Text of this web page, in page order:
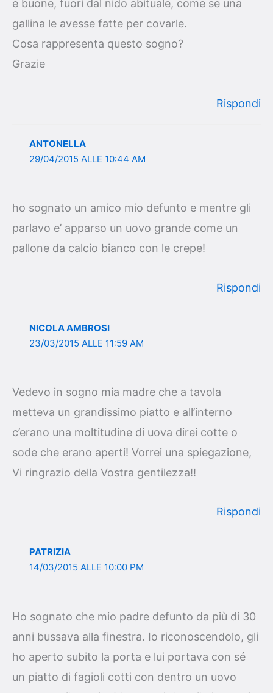
e buone, fuori dal nido abituale, come se una
gallina le avesse fatte per covarle.
Cosa rappresenta questo sogno?
Grazie
Rispondi
ANTONELLA
29/04/2015 ALLE 10:44 AM
ho sognato un amico mio defunto e mentre gli
parlavo e’ apparso un uovo grande come un
pallone da calcio bianco con le crepe!
Rispondi
NICOLA AMBROSI
23/03/2015 ALLE 11:59 AM
Vedevo in sogno mia madre che a tavola
metteva un grandissimo piatto e all’interno
c’erano una moltitudine di uova direi cotte o
sode che erano aperti! Vorrei una spiegazione,
Vi ringrazio della Vostra gentilezza!!
Rispondi
PATRIZIA
14/03/2015 ALLE 10:00 PM
Ho sognato che mio padre defunto da più di 30
anni bussava alla finestra. Io riconoscendolo, gli
ho aperto subito la porta e lui portava con sé
un piatto di fagioli cotti con dentro un uovo